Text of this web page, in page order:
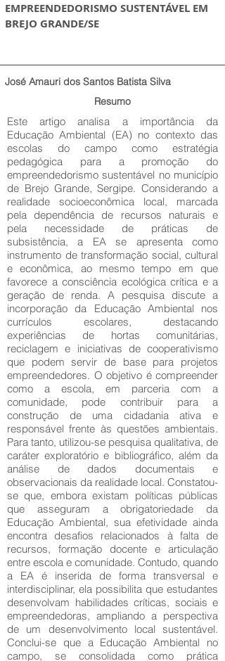
EMPREENDEDORISMO SUSTENTÁVEL EM
BREJO GRANDE/SE
José Amauri dos Santos Batista Silva
Resumo
Este artigo analisa a importância da
Educação Ambiental (EA) no contexto das
escolas do campo como estratégia
pedagógica para a promoção do
empreendedorismo sustentável no município
de Brejo Grande, Sergipe. Considerando a
realidade socioeconômica local, marcada
pela dependência de recursos naturais e
pela necessidade de práticas de
subsistência, a EA se apresenta como
instrumento de transformação social, cultural
e econômica, ao mesmo tempo em que
favorece a consciência ecológica crítica e a
geração de renda. A pesquisa discute a
incorporação da Educação Ambiental nos
currículos escolares, destacando
experiências de hortas comunitárias,
reciclagem e iniciativas de cooperativismo
que podem servir de base para projetos
empreendedores. O objetivo é compreender
como a escola, em parceria com a
comunidade, pode contribuir para a
construção de uma cidadania ativa e
responsável frente às questões ambientais.
Para tanto, utilizou-se pesquisa qualitativa, de
caráter exploratório e bibliográfico, além da
análise de dados documentais e
observacionais da realidade local. Constatou-
se que, embora existam políticas públicas
que asseguram a obrigatoriedade da
Educação Ambiental, sua efetividade ainda
encontra desafios relacionados à falta de
recursos, formação docente e articulação
entre escola e comunidade. Contudo, quando
a EA é inserida de forma transversal e
interdisciplinar, ela possibilita que estudantes
desenvolvam habilidades críticas, sociais e
empreendedoras, ampliando a perspectiva
de um desenvolvimento local sustentável.
Conclui-se que a Educação Ambiental no
campo, se consolidada como prática